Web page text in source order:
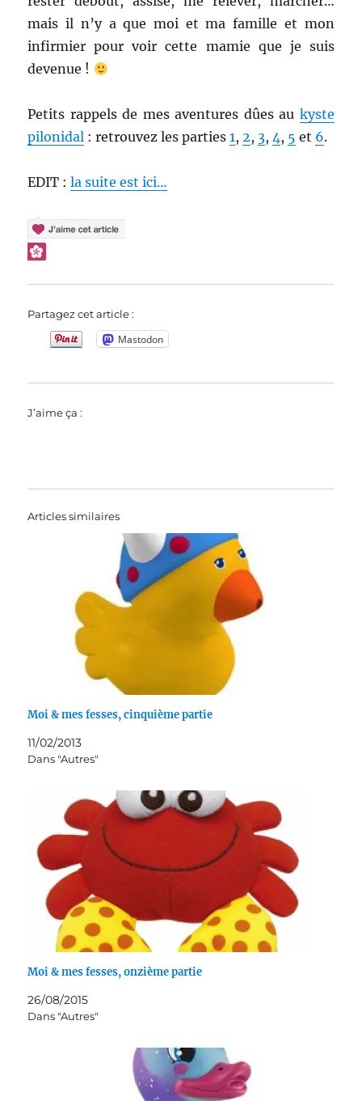
mais il n’y a que moi et ma famille et mon
infirmier pour voir cette mamie que je suis
devenue !
Petits rappels de mes aventures dûes au kyste
pilonidal : retrouvez les parties1,2, 3,4, 5 et 6.
EDIT :la suite est ici…
Partagez cet article :
Mastodon
J’aime ça :
Articles similaires
Moi & mes fesses, cinquième partie
11/02/2013
Dans "Autres"
Moi & mes fesses, onzième partie
26/08/2015
Dans "Autres"